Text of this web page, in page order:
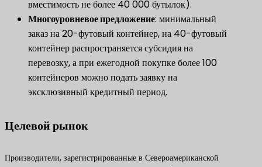
вместимость не более 40 000 бутылок).
​Многоуровневое предложение​​: минимальный
заказ на 20-футовый контейнер, на 40-футовый
контейнер распространяется субсидия на
перевозку, а при ежегодной покупке более 100
контейнеров можно подать заявку на
эксклюзивный кредитный период.
Целевой рынок
Производители, зарегистрированные в Североамериканской